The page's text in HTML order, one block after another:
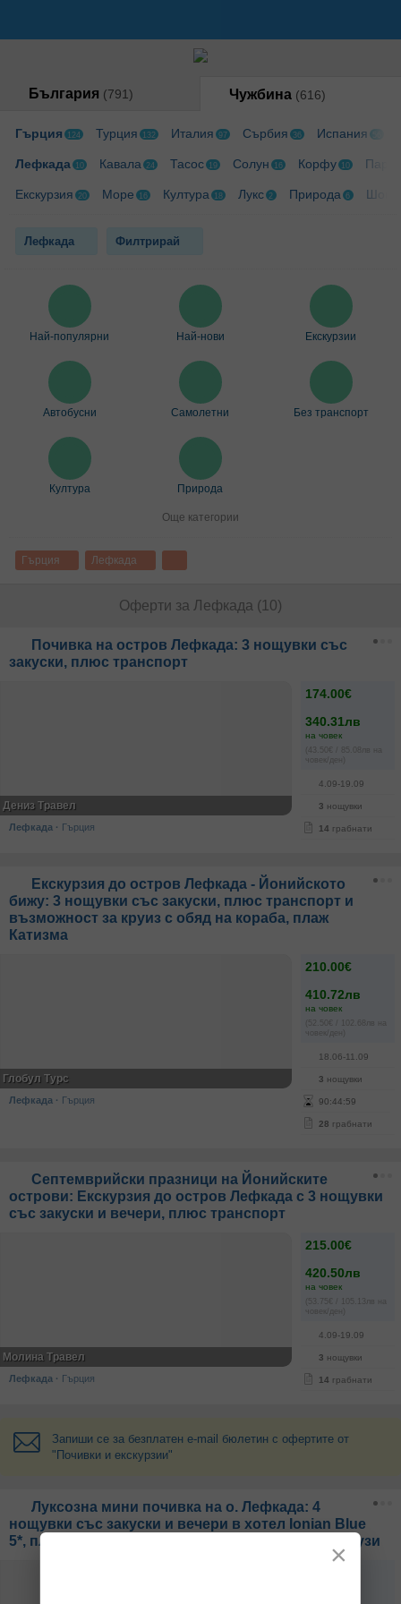
България (791) Чужбина (616)
Гърция 124 Турция 132 Италия 97 Сърбия 36 Испания
Лефкада 10 Кавала 24 Тасос 19 Солун 16 Корфу 10
Екскурзия 20 Море 16 Култура 18 Лукс 2 Природа 6
Лефкада Филтрирай
Най-популярни Най-нови Екскурзии
Автобусни Самолетни Без транспорт
Култура Природа
Още категории
Гърция Лефкада
Оферти за Лефкада (10)
Почивка на остров Лефкада: 3 нощувки със
закуски, плюс транспорт
174.00€
340.31лв
на човек
(43.50€ / 85.08лв на
човек/ден)
4.09-19.09
3 нощувки
14 грабнати
Дениз Травел
Лефкада · Гърция
Екскурзия до остров Лефкада - Йонийското
бижу: 3 нощувки със закуски, плюс транспорт и
възможност за круиз с обяд на кораба, плаж
Катизма
210.00€
410.72лв
на човек
(52.50€ / 102.68лв на
човек/ден)
18.06-11.09
3 нощувки
90:44:59
28 грабнати
Глобул Турс
Лефкада · Гърция
Септемврийски празници на Йонийските
острови: Екскурзия до остров Лефкада с 3 нощувки
със закуски и вечери, плюс транспорт
215.00€
420.50лв
на човек
(53.75€ / 105.13лв на
човек/ден)
4.09-19.09
3 нощувки
14 грабнати
Молина Травел
Лефкада · Гърция
Запиши се за безплатен e-mail бюлетин с офертите от
"Почивки и екскурзии"
Луксозна мини почивка на о. Лефкада: 4
нощувки със закуски и вечери в хотел Ionian Blue
5*, плюс транспорт и ползване на басейн и джакузи
×